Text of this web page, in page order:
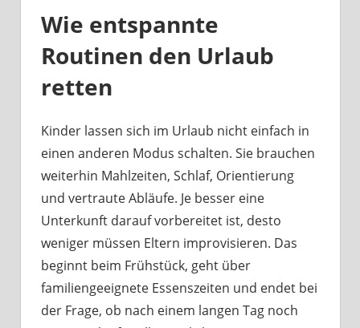
Wie entspannte
Routinen den Urlaub
retten
Kinder lassen sich im Urlaub nicht einfach in
einen anderen Modus schalten. Sie brauchen
weiterhin Mahlzeiten, Schlaf, Orientierung
und vertraute Abläufe. Je besser eine
Unterkunft darauf vorbereitet ist, desto
weniger müssen Eltern improvisieren. Das
beginnt beim Frühstück, geht über
familiengeeignete Essenszeiten und endet bei
der Frage, ob nach einem langen Tag noch